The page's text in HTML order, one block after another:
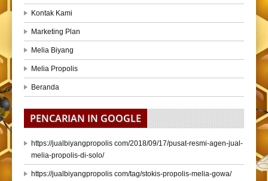
Kontak Kami
Marketing Plan
Melia Biyang
Melia Propolis
Beranda
PENCARIAN IN GOOGLE
https://jualbiyangpropolis com/2018/09/17/pusat-resmi-agen-jual-
melia-propolis-di-solo/
https://jualbiyangpropolis com/tag/stokis-propolis-melia-gowa/